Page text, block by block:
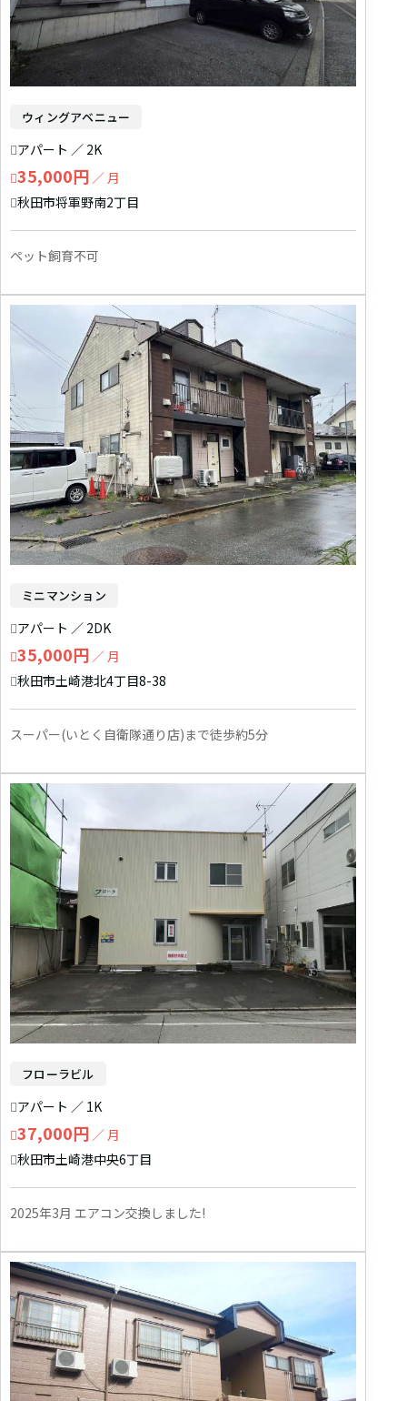
ウィングアベニュー
アパート ／ 2K
35,000円 ／ 月
秋田市将軍野南2丁目
ペット飼育不可
ミニマンション
アパート ／ 2DK
35,000円 ／ 月
秋田市土崎港北4丁目8-38
スーパー(いとく自衛隊通り店)まで徒歩約5分
フローラビル
アパート ／ 1K
37,000円 ／ 月
秋田市土崎港中央6丁目
2025年3月 エアコン交換しました!